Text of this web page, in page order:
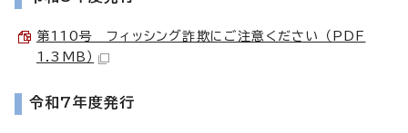
第110号 フィッシング詐欺にご注意ください （PDF
1.3MB）
令和7年度発行